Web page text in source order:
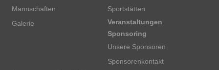
Mannschaften
Galerie
Sportstätten
Veranstaltungen
Sponsoring
Unsere Sponsoren
Sponsorenkontakt